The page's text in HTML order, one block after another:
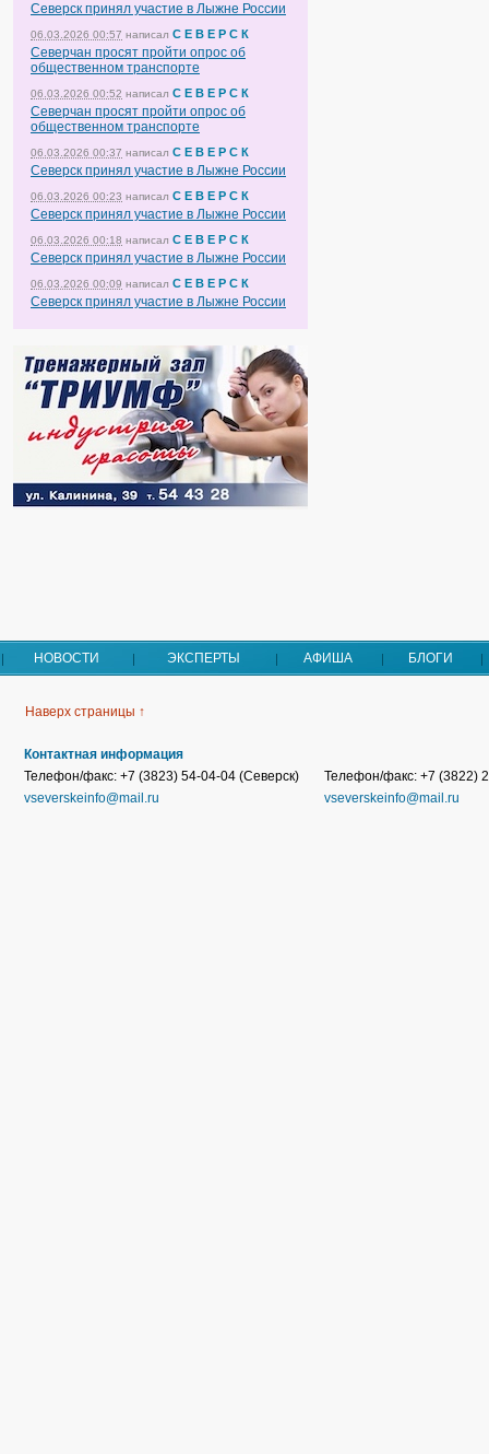
Северск принял участие в Лыжне России
06.03.2026 00:57 написал С Е В Е Р С К
Северчан просят пройти опрос об
общественном транспорте
06.03.2026 00:52 написал С Е В Е Р С К
Северчан просят пройти опрос об
общественном транспорте
06.03.2026 00:37 написал С Е В Е Р С К
Северск принял участие в Лыжне России
06.03.2026 00:23 написал С Е В Е Р С К
Северск принял участие в Лыжне России
06.03.2026 00:18 написал С Е В Е Р С К
Северск принял участие в Лыжне России
06.03.2026 00:09 написал С Е В Е Р С К
Северск принял участие в Лыжне России
НОВОСТИ ЭКСПЕРТЫ АФИША БЛОГИ
Наверх страницы ↑
Контактная информация
Телефон/факс: +7 (3823) 54-04-04 (Северск)
vseverskeinfo@mail.ru
Телефон/факс: +7 (3822)
vseverskeinfo@mail.ru